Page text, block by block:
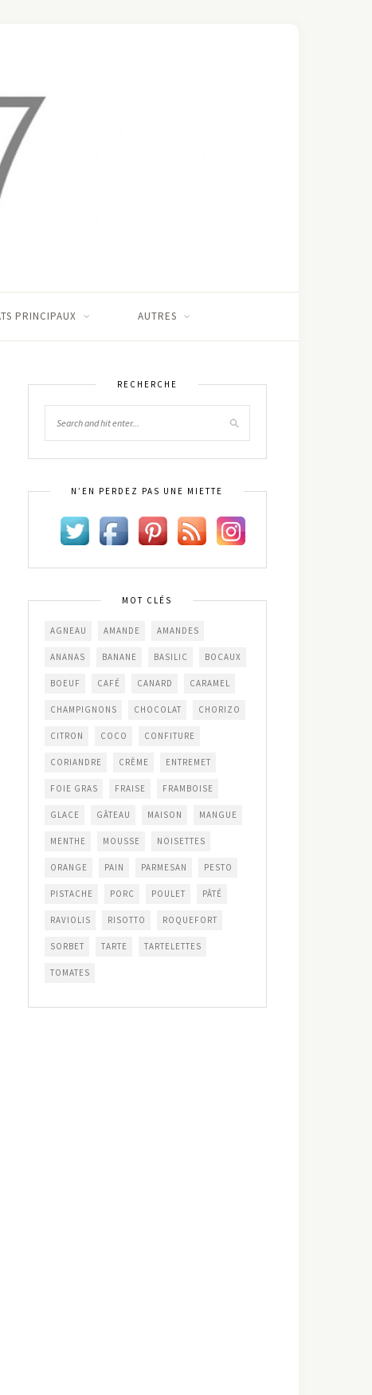
PRINCIPAUX AUTRES
RECHERCHE
N’EN PERDEZ PAS UNE MIETTE
MOT CLÉS
AGNEAU AMANDE AMANDES
ANANAS BANANE BASILIC BOCAUX
BOEUF CAFÉ CANARD CARAMEL
CHAMPIGNONS CHOCOLAT CHORIZO
CITRON COCO CONFITURE
CORIANDRE CRÈME ENTREMET
FOIE GRAS FRAISE FRAMBOISE
GLACE GÂTEAU MAISON MANGUE
MENTHE MOUSSE NOISETTES
ORANGE PAIN PARMESAN PESTO
PISTACHE PORC POULET PÂTÉ
RAVIOLIS RISOTTO ROQUEFORT
SORBET TARTE TARTELETTES
TOMATES